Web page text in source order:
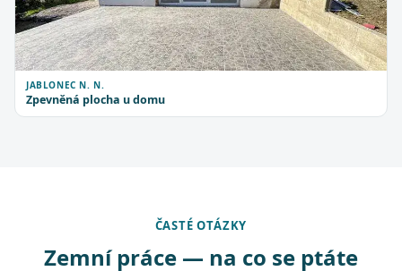
JABLONEC N. N.
Zpevněná plocha u domu
ČASTÉ OTÁZKY
Zemní práce — na co se ptáte